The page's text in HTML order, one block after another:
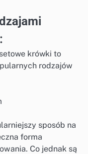
krówki to
rodzajów
sposób na
forma
Co jednak są